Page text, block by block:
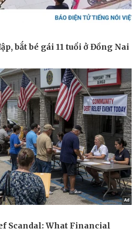
Công nghệ
Tin Công nghệ
Trải nghiệm
Chuyển đổi số